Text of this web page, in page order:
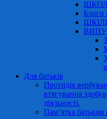
Блоги
Для батьків
Протидія
втягування
діяльності.
Пам’ятка батькам